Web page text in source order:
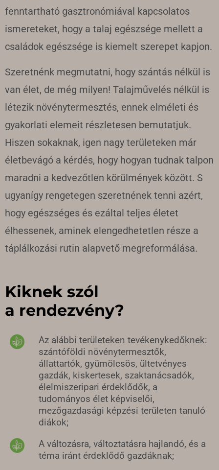
fenntartható gasztronómiával kapcsolatos
ismereteket, hogy a talaj egészsége mellett a
családok egészsége is kiemelt szerepet kapjon.
Szeretnénk megmutatni, hogy szántás nélkül is
van élet, de még milyen! Talajművelés nélkül is
létezik növénytermesztés, ennek elméleti és
gyakorlati elemeit részletesen bemutatjuk.
Hiszen sokaknak, igen nagy területeken már
életbevágó a kérdés, hogy hogyan tudnak talpon
maradni a kedvezőtlen körülmények között. S
ugyanígy rengetegen szeretnének tenni azért,
hogy egészséges és ezáltal teljes életet
élhessenek, aminek elengedhetetlen része a
táplálkozási rutin alapvető megreformálása.
Kiknek szól
a rendezvény?
Az alábbi területeken tevékenykedőknek:
szántóföldi növénytermesztők,
állattartók, gyümölcsös, ültetvényes
gazdák, kiskertesek, szaktanácsadók,
élelmiszeripari érdeklődők, a
tudományos élet képviselői,
mezőgazdasági képzési területen tanuló
diákok;
A változásra, változtatásra hajlandó, és a
téma iránt érdeklődő gazdáknak;